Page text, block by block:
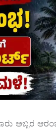
ಅಬ್ಬರ